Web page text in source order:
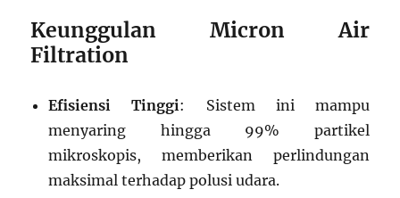
Keunggulan Micron Air
Filtration
Efisiensi Tinggi: Sistem ini mampu
menyaring hingga 99% partikel
mikroskopis, memberikan perlindungan
maksimal terhadap polusi udara.